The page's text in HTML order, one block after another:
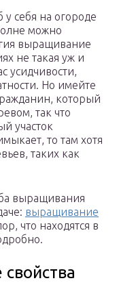
себя на огороде
можно
выращивание
не такая уж и
усидчивости,
Но имейте
который
так что
участок
то там хотя
таких как
выращивания
выращивание
что находятся в